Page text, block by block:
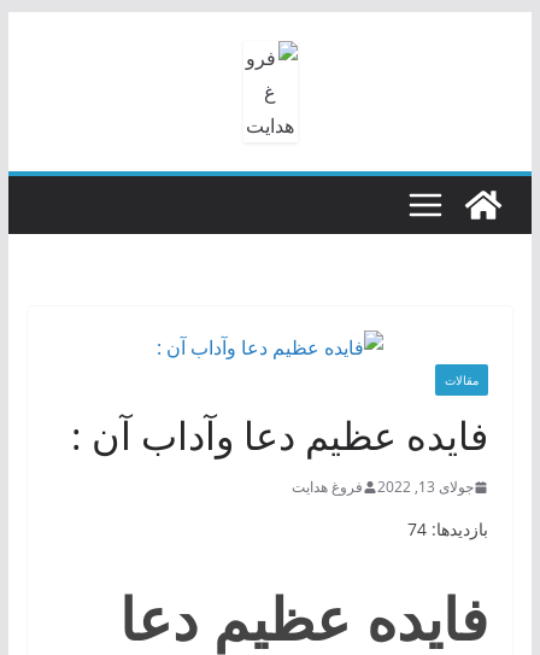
مقالات
فایده عظیم دعا وآداب آن :
جولای 13, 2022 فروغ هدایت
بازدیدها: 74
فایده عظیم دعا